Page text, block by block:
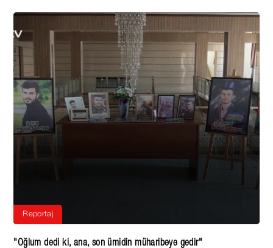
"Oğlum dedi ki, ana, son ümidin müharibəyə gedir"
Reportaj